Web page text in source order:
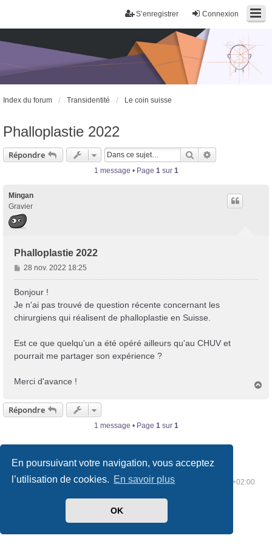
En poursuivant votre navigation, vous acceptez
l’utilisation de cookies. En savoir plus
OK
Connexion
S’enregistrer
Index du forum Transidentité Le coin suisse
Phalloplastie 2022
Répondre Rechercher
1 message • Page 1sur 1
Mingan
Gravier
Phalloplastie 2022
M
e
a
g
28 nov. 2022 18:25
Bonjour !
Je n'ai pas trouvé de question récente concernant les
chirurgiens qui réalisent de phalloplastie en Suisse.
Est ce que quelqu'un a été opéré ailleurs qu'au CHUV et
pourrait me partager son expérience ?
Merci d'avance !
Répondre
1 message • Page 1 sur 1
Index du forum Supprimer les cookies Heures au format UTC+02:00